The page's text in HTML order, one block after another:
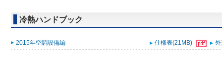
冷熱ハンドブック
2015年空調設備編 仕様表(21MB)